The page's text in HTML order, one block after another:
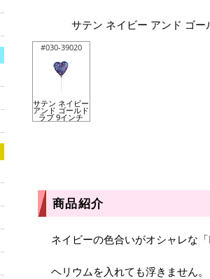
サテン ネイビー アンド ゴー
#030-39020
サテン ネイビー
アンド ゴールド
ラブ 9インチ
商品紹介
ネイビーの色合いがオシャレな
ヘリウムを入れても浮きません。